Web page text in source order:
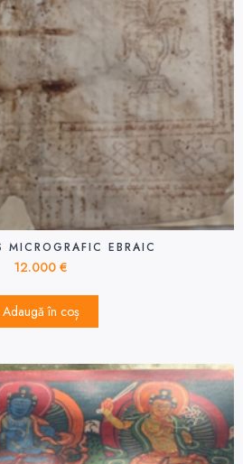
MICROGRAFIC EBRAIC
12.000 €
Adaugă în coș